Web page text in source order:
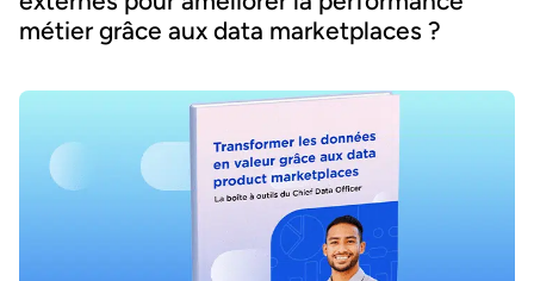
métier grâce aux data marketplaces ?